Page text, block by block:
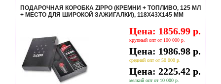
ПОДАРОЧНАЯ КОРОБКА ZIPPO (КРЕМНИ + ТОПЛИВО, 125 МЛ
+ МЕСТО ДЛЯ ШИРОКОЙ ЗАЖИГАЛКИ), 118Х43Х145 ММ
Цена: 1856.99 р.
крупный опт от 100 000 р.
Цена: 1986.98 р.
средний опт от 50 000 р.
Цена: 2225.42 р.
мелкий опт от 10 000 р.